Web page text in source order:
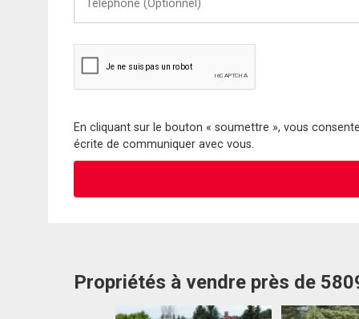
(Optionnel)
En cliquant sur le bouton « soumettre », vous
écrite de communiquer avec vous.
Propriétés à vendre près de